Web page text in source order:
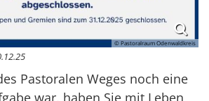
© Pastoralraum Odenwaldkreis
Pastoralen Weges noch eine
war, haben Sie mit Leben